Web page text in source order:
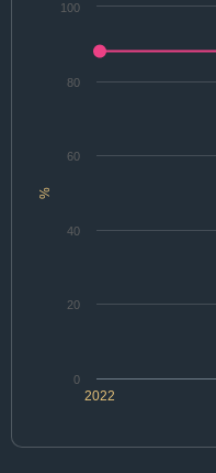
%
2022
0
20
40
60
80
100